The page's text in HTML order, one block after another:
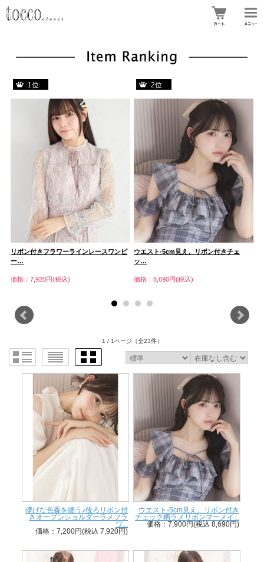
1位
リボン付きフラワーラインレースワンピ
ー…
価格：7,920円(税込)
2位
ウエスト-5cm見え、リボン付きチェ
ッ…
価格：8,690円(税込)
1 / 1ページ （全23件）
儚げな色香を纏う♪後ろリボン付
きオープンショルダーラメフラ
ワ...
価格：7,200円(税込 7,920円)
ウエスト-5cm見え、リボン付き
チェック柄ラメリボンマーメイ...
価格：7,900円(税込 8,690円)